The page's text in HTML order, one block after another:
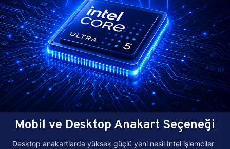
Mobil ve Desktop Anakart Seçeneği
Desktop anakartlarda yüksek güçlü yeni nesil Intel işlemciler